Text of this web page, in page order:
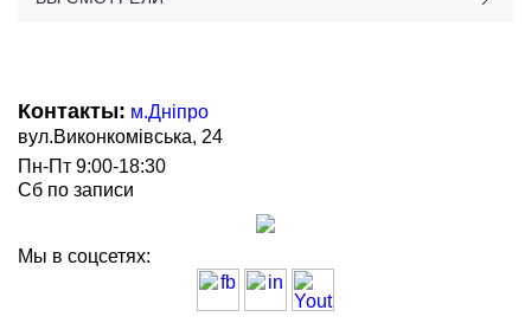
Контакты: м.Дніпро
вул.Виконкомівська, 24
Пн-Пт 9:00-18:30
Сб по записи
Мы в соцсетях: